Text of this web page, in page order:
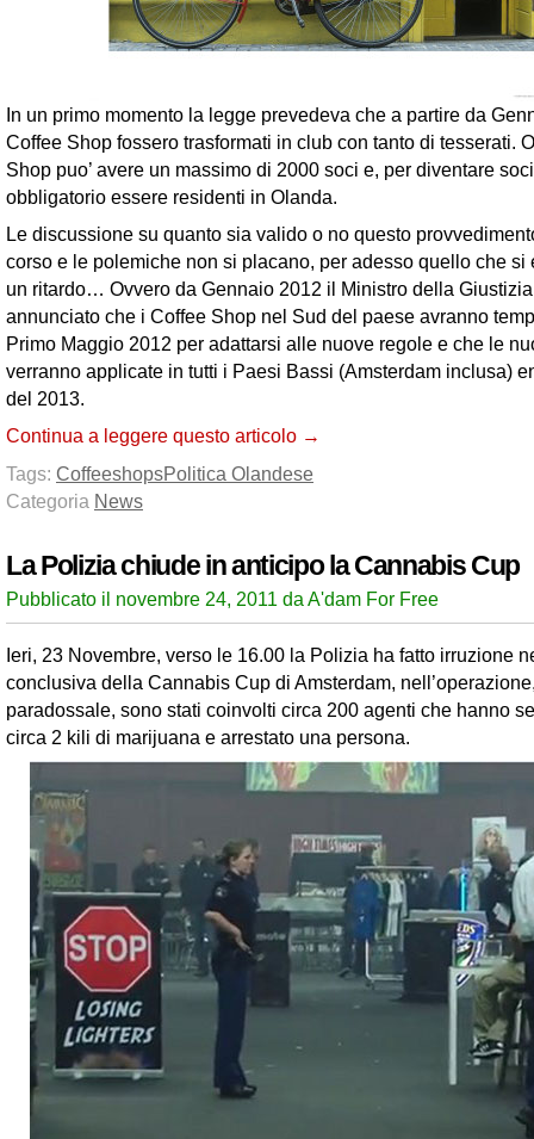
In un primo momento la legge prevedeva che a partire da
Coffee Shop fossero trasformati in club con tanto di tesserati.
Shop puo’ avere un massimo di 2000 soci e, per diventare
obbligatorio essere residenti in Olanda.
Le discussione su quanto sia valido o no questo
corso e le polemiche non si placano, per adesso quello che si
un ritardo… Ovvero da Gennaio 2012 il Ministro della
annunciato che i Coffee Shop nel Sud del paese avranno
Primo Maggio 2012 per adattarsi alle nuove regole e che le
verranno applicate in tutti i Paesi Bassi (Amsterdam inclusa)
del 2013.
Continua a leggere questo articolo →
Tags: CoffeeshopsPolitica Olandese
Categoria News
La Polizia chiude in anticipo la Cannabis Cup
Pubblicato il novembre 24, 2011 da A'dam For Free
Ieri, 23 Novembre, verso le 16.00 la Polizia ha fatto irruzione
conclusiva della Cannabis Cup di Amsterdam,
paradossale, sono stati coinvolti circa 200 agenti che hanno
circa 2 kili di marijuana e arrestato una persona.